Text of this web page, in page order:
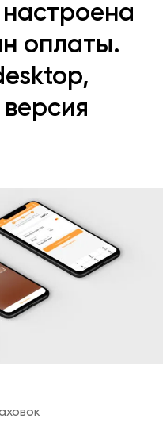
оплаты.